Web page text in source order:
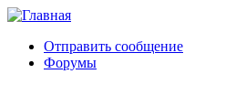
Отправить сообщение
Форумы